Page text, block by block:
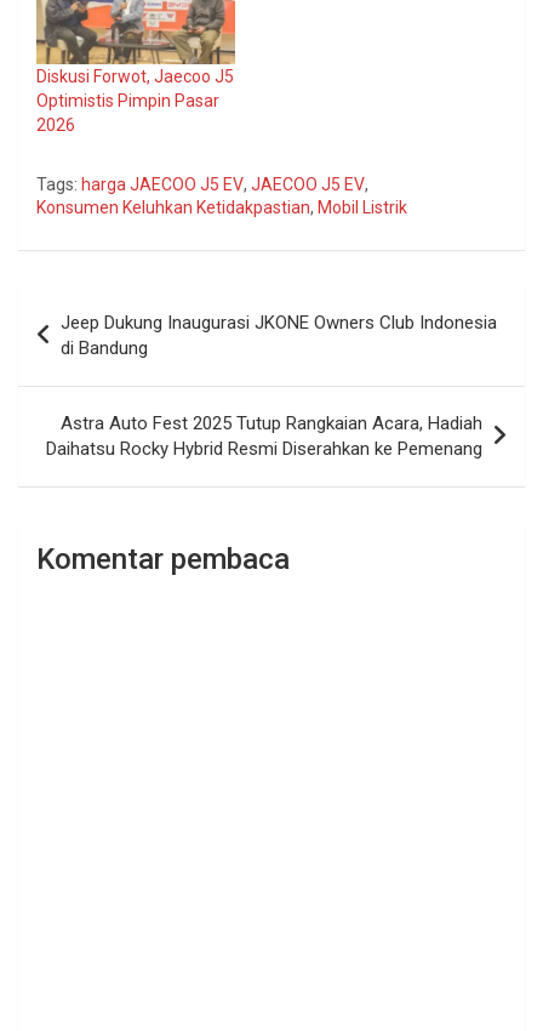
Diskusi Forwot, Jaecoo J5
Optimistis Pimpin Pasar
2026
Tags: harga JAECOO J5 EV, JAECOO J5 EV,
Konsumen Keluhkan Ketidakpastian, Mobil Listrik
pos
Jeep Dukung Inaugurasi JKONE Owners Club Indonesia
di Bandung
Astra Auto Fest 2025 Tutup Rangkaian Acara, Hadiah
Daihatsu Rocky Hybrid Resmi Diserahkan ke Pemenang
Komentar pembaca